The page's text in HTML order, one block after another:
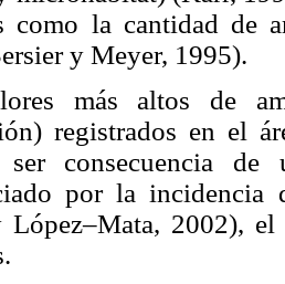
como la cantidad de
y Meyer, 1995).
más altos de
registrados en el
ser consecuencia de
por la incidencia
López–Mata, 2002),